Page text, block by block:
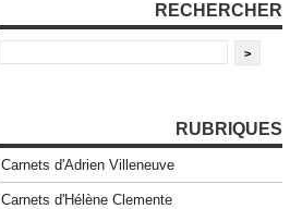
RECHERCHER
RUBRIQUES
Carnets d'Adrien Villeneuve
Carnets d'Hélène Clemente